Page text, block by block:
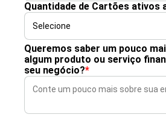
Quantidade de Cartões ativos
Queremos saber um pouco
algum produto ou serviço
seu negócio?*